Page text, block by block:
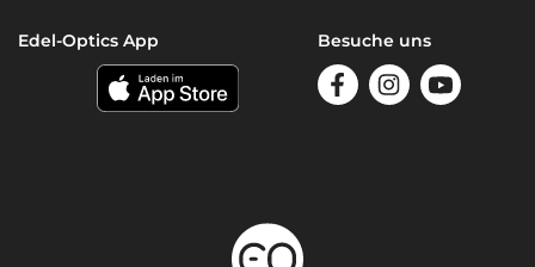
Edel-Optics App Besuche uns